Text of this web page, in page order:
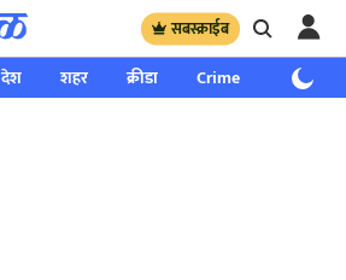
सबस्क्राईब
देश शहर क्रीडा Crime साप्ताहिक